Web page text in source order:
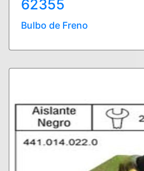
62355
Bulbo de Freno